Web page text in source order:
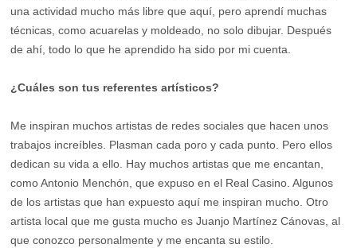
una actividad mucho más libre que aquí, pero aprendí muchas
técnicas, como acuarelas y moldeado, no solo dibujar. Después
de ahí, todo lo que he aprendido ha sido por mi cuenta.
¿Cuáles son tus referentes artísticos?
Me inspiran muchos artistas de redes sociales que hacen unos
trabajos increíbles. Plasman cada poro y cada punto. Pero ellos
dedican su vida a ello. Hay muchos artistas que me encantan,
como Antonio Menchón, que expuso en el Real Casino. Algunos
de los artistas que han expuesto aquí me inspiran mucho. Otro
artista local que me gusta mucho es Juanjo Martínez Cánovas, al
que conozco personalmente y me encanta su estilo.